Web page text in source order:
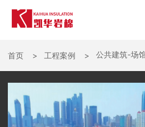
首页 > 工程案例 > 公共建筑-场